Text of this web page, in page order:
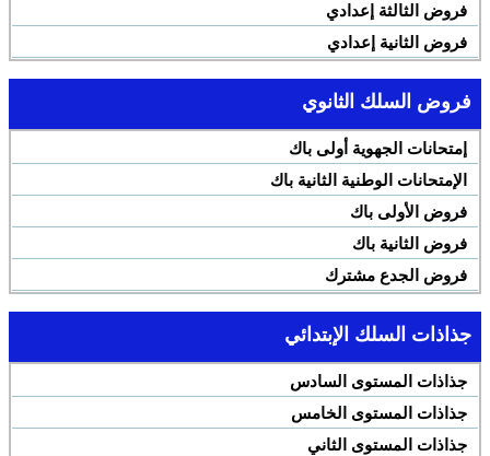
فروض الثالثة إعدادي
فروض الثانية إعدادي
فروض السلك الثانوي
إمتحانات الجهوية أولى باك
الإمتحانات الوطنية الثانية باك
فروض الأولى باك
فروض الثانية باك
فروض الجدع مشترك
جذاذات السلك الإبتدائي
جذاذات المستوى السادس
جذاذات المستوى الخامس
جذاذات المستوى الثاني